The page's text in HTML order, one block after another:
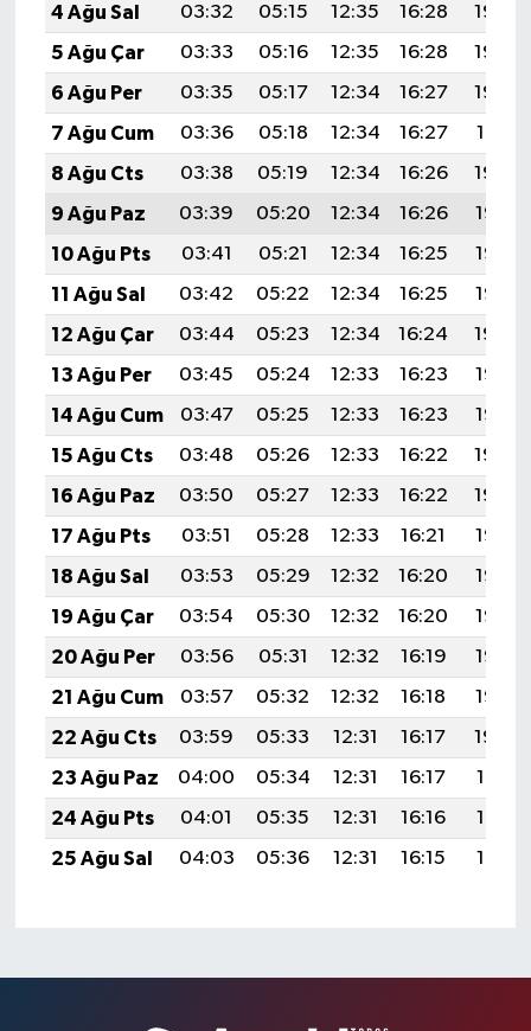
4 Ağu Sal 03:32 05:15 12:35 16:28
19:44
5 Ağu Çar
03:33 05:16 12:35 16:28
19:43
6 Ağu Per
03:35 05:17 12:34 16:27
19:42
7 Ağu Cum
03:36 05:18 12:34 16:27
19:41
8 Ağu Cts
03:38 05:19 12:34 16:26
19:40
9 Ağu Paz
03:39 05:20 12:34 16:26
19:38
10 Ağu Pts
03:41 05:21 12:34 16:25
19:37
11 Ağu Sal
03:42 05:22 12:34 16:25
19:36
12 Ağu Çar
03:44 05:23 12:34 16:24
19:34
13 Ağu Per
03:45 05:24 12:33 16:23
19:33
14 Ağu Cum
03:47 05:25 12:33 16:23
19:32
15 Ağu Cts
03:48 05:26 12:33 16:22
19:30
16 Ağu Paz
03:50 05:27 12:33 16:22
19:29
17 Ağu Pts
03:51 05:28 12:33 16:21
19:28
18 Ağu Sal
03:53 05:29 12:32 16:20
19:26
19 Ağu Çar
03:54 05:30 12:32 16:20
19:25
20 Ağu Per
03:56 05:31 12:32 16:19
19:23
21 Ağu Cum
03:57 05:32 12:32 16:18
19:22
22 Ağu Cts
03:59 05:33 12:31 16:17
19:20
23 Ağu Paz
04:00 05:34 12:31 16:17
19:19
24 Ağu Pts
04:01 05:35 12:31 16:16
19:17
25 Ağu Sal
04:03 05:36 12:31 16:15 19:16